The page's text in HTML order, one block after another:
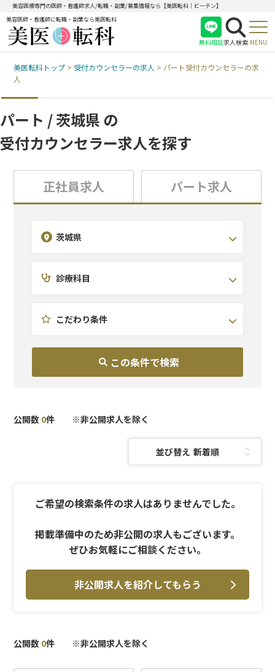
美容医療専門の医師・看護師求人/転職・副業/募集情報なら【美医転科｜ビーテン】
美容医師・看護師に転職・副業なら美医転科
無料相談
医師
求人検索 MENU
美医転科トップ > 受付カウンセラーの求人 > パート受付カウンセラーの求
人
パート / 茨城県 の
受付カウンセラー求人を探す
正社員求人 パート求人
茨城県
エリアを選択(複数選択可)
関東
北陸・甲信越
関西
診療科目
診療科目を選択(複数選択可)
形成外科
皮膚科
予防医療こだわり条件
こだわり条件を選択(複数選択可)
休日120日~
研修充実
公開数 0件 ※非公開求人を除く
並び替え：
ご希望の検索条件の求人はありませんでした。
掲載準備中のため非公開の求人もございます。
ぜひお気軽にご相談ください。
非公開求人を紹介してもらう
公開数 0件 ※非公開求人を除く